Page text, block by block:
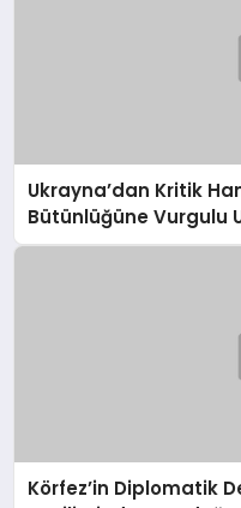
Ukrayna’dan Kritik
Bütünlüğüne Vurgulu
Körfez’in Diplomatik